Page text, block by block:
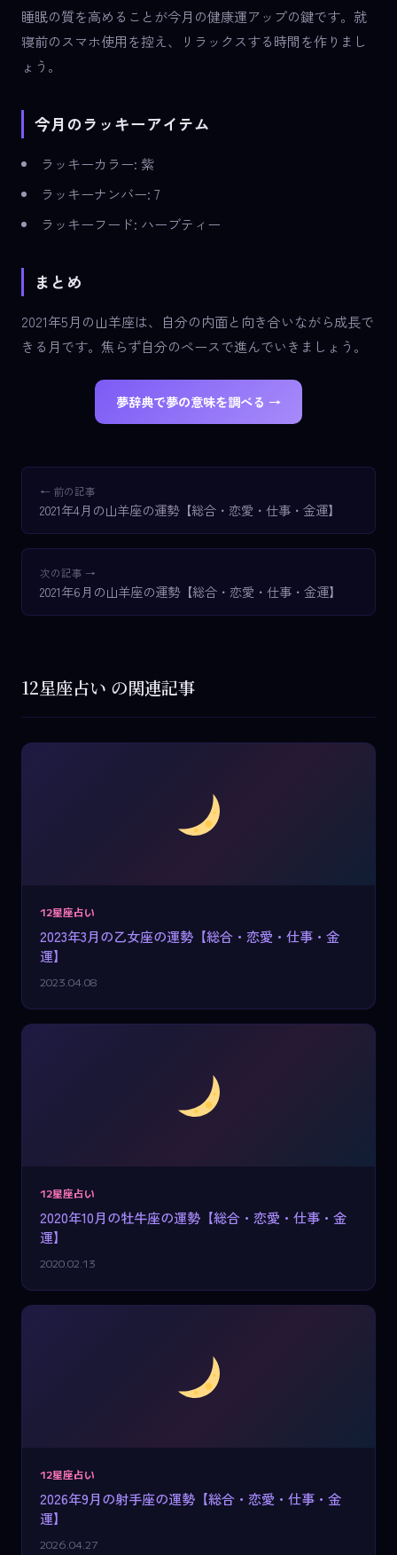
睡眠の質を高めることが今月の健康運アップの鍵です。就
寝前のスマホ使用を控え、リラックスする時間を作りまし
ょう。
今月のラッキーアイテム
ラッキーカラー: 紫
ラッキーナンバー: 7
ラッキーフード: ハーブティー
まとめ
2021年5月の山羊座は、自分の内面と向き合いながら成長で
きる月です。焦らず自分のペースで進んでいきましょう。
夢辞典で夢の意味を調べる →
← 前の記事
2021年4月の山羊座の運勢【総合・恋愛・仕事・金運】
次の記事 →
2021年6月の山羊座の運勢【総合・恋愛・仕事・金運】
12星座占い の関連記事
12星座占い
2023年3月の乙女座の運勢【総合・恋愛・仕事・金
運】
2023.04.08
12星座占い
2020年10月の牡牛座の運勢【総合・恋愛・仕事・金
運】
2020.02.13
12星座占い
2026年9月の射手座の運勢【総合・恋愛・仕事・金
運】
2026.04.27